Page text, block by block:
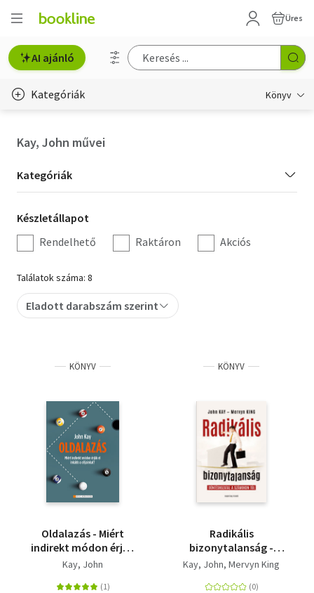
Üres
AI ajánló
Kategóriák Könyv
Hobbi, szabadidő
Irodalom
Művészet
Szakkönyv
Tankönyv, segédkönyv
Társadalomtudomány
Természettudomány
Történelem
Kay, John művei
Kategória
szűrés
Kategóriák
Készletállapot
szűrés
Készletállapot
Rendelhető
Raktáron Akciós
Találatok száma: 8
Eladott darabszám szerint
KÖNYV
Oldalazás - Miért
indirekt módon érjük
el inkább a céljainkat?
Kay, John
KÖNYV
Radikális
bizonytalanság -
Döntéshozatal a
Kay, John Mervyn King